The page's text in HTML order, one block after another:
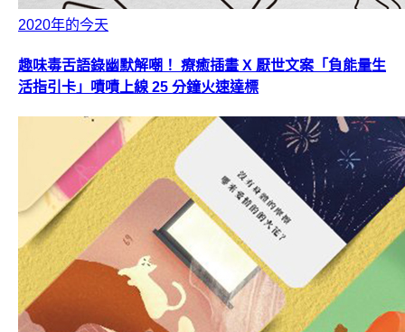
2020年的今天
趣味毒舌語錄幽默解嘲！ 療癒插畫 X 厭世文案「負能量生
活指引卡」嘖嘖上線 25 分鐘火速達標